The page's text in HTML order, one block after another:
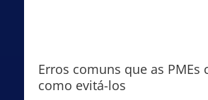
Erros comuns que as PMEs
como evitá-los